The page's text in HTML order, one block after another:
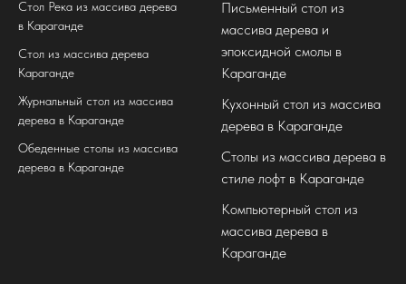
Стол Река из массива дерева
в Караганде
Стол из массива дерева
Караганде
Журнальный стол из массива
дерева в Караганде
Обеденные столы из массива
дерева в Караганде
Письменный стол из
массива дерева и
эпоксидной смолы в
Караганде
Кухонный стол из массива
дерева в Караганде
Столы из массива дерева в
стиле лофт в Караганде
Компьютерный стол из
массива дерева в
Караганде